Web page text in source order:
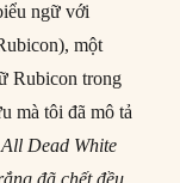
ngữ với
một
Rubicon trong
mà tôi đã mô tả
Dead White